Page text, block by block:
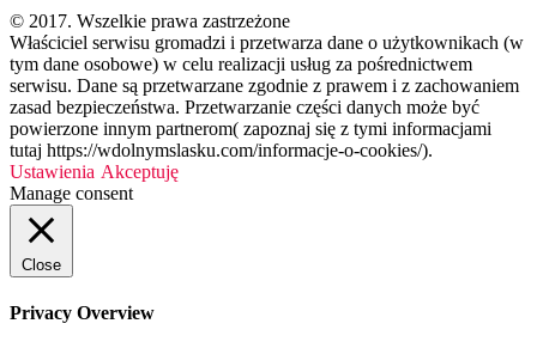
© 2017. Wszelkie prawa zastrzeżone
Właściciel serwisu gromadzi i przetwarza dane o użytkownikach (w
tym dane osobowe) w celu realizacji usług za pośrednictwem
serwisu. Dane są przetwarzane zgodnie z prawem i z zachowaniem
zasad bezpieczeństwa. Przetwarzanie części danych może być
powierzone innym partnerom( zapoznaj się z tymi informacjami
tutaj https://wdolnymslasku.com/informacje-o-cookies/).
Ustawienia Akceptuję
Manage consent
Close
Privacy Overview